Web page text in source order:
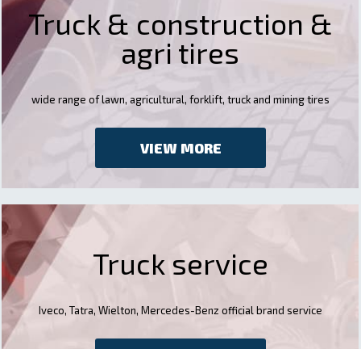
Truck & construction &
agri tires
wide range of lawn, agricultural, forklift, truck and mining tires
VIEW MORE
Truck service
Iveco, Tatra, Wielton, Mercedes-Benz official brand service